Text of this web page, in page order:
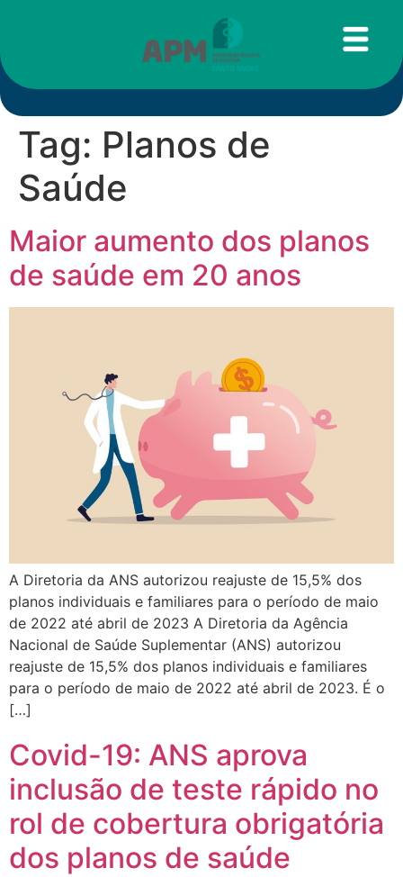
Tag: Planos de
Saúde
Maior aumento dos planos
de saúde em 20 anos
A Diretoria da ANS autorizou reajuste de 15,5% dos
planos individuais e familiares para o período de maio
de 2022 até abril de 2023 A Diretoria da Agência
Nacional de Saúde Suplementar (ANS) autorizou
reajuste de 15,5% dos planos individuais e familiares
para o período de maio de 2022 até abril de 2023. É o
[…]
Covid-19: ANS aprova
inclusão de teste rápido no
rol de cobertura obrigatória
dos planos de saúde